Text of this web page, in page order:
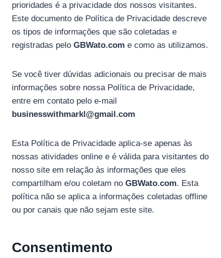
prioridades é a privacidade dos nossos visitantes.
Este documento de Política de Privacidade descreve
os tipos de informações que são coletadas e
registradas pelo GBWato.com e como as utilizamos.
Se você tiver dúvidas adicionais ou precisar de mais
informações sobre nossa Política de Privacidade,
entre em contato pelo e-mail
businesswithmarkl@gmail.com
Esta Política de Privacidade aplica-se apenas às
nossas atividades online e é válida para visitantes do
nosso site em relação às informações que eles
compartilham e/ou coletam no GBWato.com. Esta
política não se aplica a informações coletadas offline
ou por canais que não sejam este site.
Consentimento